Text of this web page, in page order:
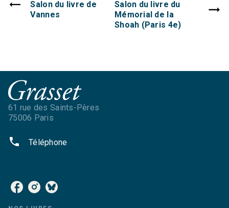
Salon du livre de
Vannes
Salon du livre du
Mémorial de la
Shoah (Paris 4e)
61 rue des Saints-Pères
75006 Paris
phone Téléphone